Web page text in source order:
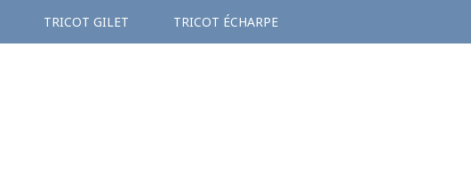
TRICOT GILET TRICOT ÉCHARPE